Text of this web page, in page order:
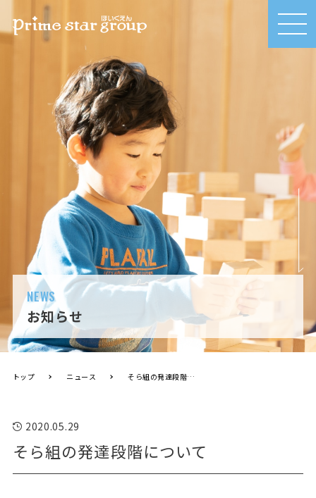
MEN
U
NEWS
お知らせ
トップ ニュース そら組の発達段階について
2020.05.29
そら組の発達段階について